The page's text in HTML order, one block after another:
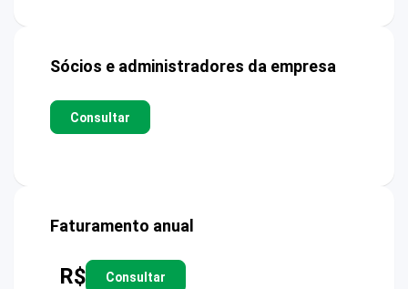
Sócios e administradores da empresa
Consultar
Faturamento anual
R$ Consultar